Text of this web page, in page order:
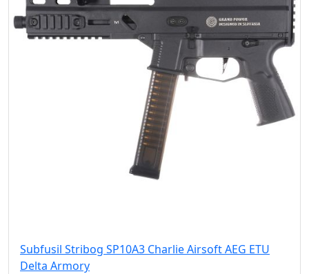
Subfusil Stribog SP10A3 Charlie Airsoft AEG ETU
Delta Armory